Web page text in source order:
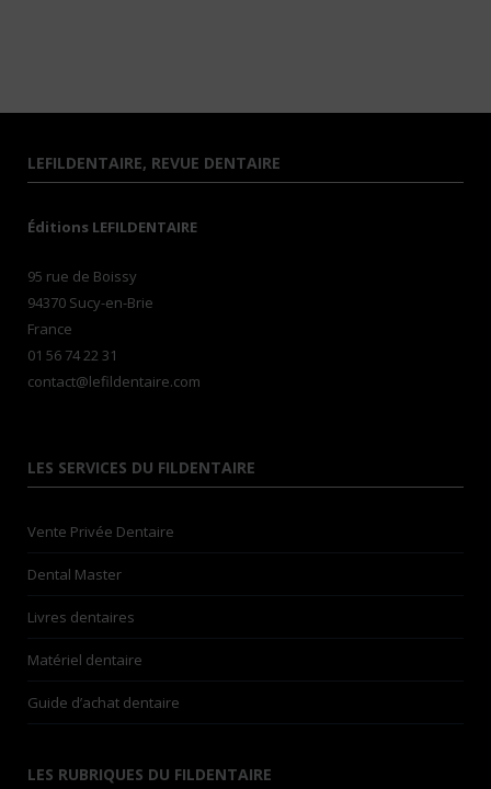
LEFILDENTAIRE, REVUE DENTAIRE
Éditions LEFILDENTAIRE
95 rue de Boissy
94370 Sucy-en-Brie
France
01 56 74 22 31
contact@lefildentaire.com
LES SERVICES DU FILDENTAIRE
Vente Privée Dentaire
Dental Master
Livres dentaires
Matériel dentaire
Guide d’achat dentaire
LES RUBRIQUES DU FILDENTAIRE